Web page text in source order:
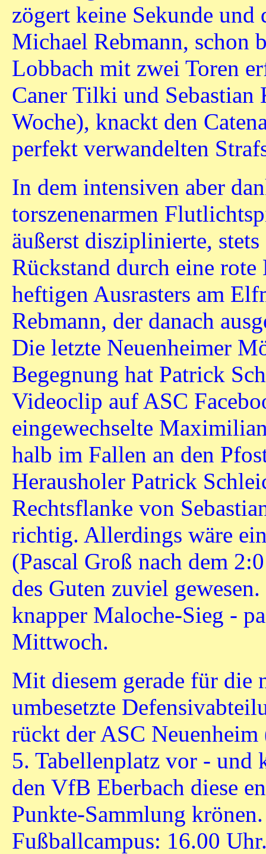
zögert keine Sekunde
Michael Rebmann, schon
Lobbach mit zwei Toren
Caner Tilki und
Woche), knackt den
perfekt verwandelten
In dem intensiven aber
torszenenarmen
äußerst disziplinierte,
Rückstand durch eine rote
heftigen Ausrasters am
Rebmann, der danach
Die letzte Neuenheimer
Begegnung hat Patrick
Videoclip auf ASC
eingewechselte
halb im Fallen an den
Herausholer Patrick
Rechtsflanke von
richtig. Allerdings wäre
(Pascal Groß nach dem
des Guten zuviel
knapper Maloche-Sieg -
Mittwoch.
Mit diesem gerade für die
umbesetzte
rückt der ASC
5. Tabellenplatz vor - und
den VfB Eberbach diese
Punkte-Sammlung
Fußballcampus: 16.00